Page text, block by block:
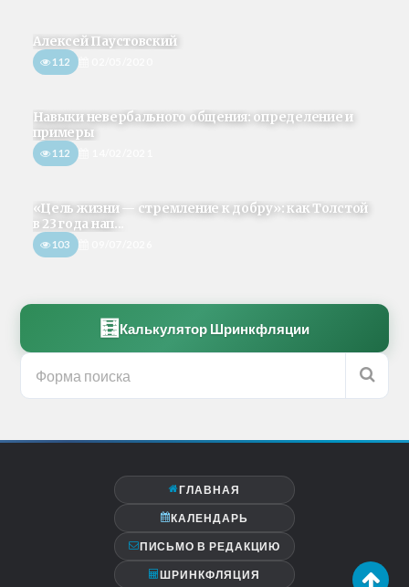
Алексей Паустовский
112
Навыки невербального общения: определение и
примеры
112
«Цель жизни — стремление к добру»: как Толстой
в 23 года нап...
103
🧮 Калькулятор Шринкфляции
ГЛАВНАЯ
КАЛЕНДАРЬ
ПИСЬМО В РЕДАКЦИЮ
ШРИНКФЛЯЦИЯ